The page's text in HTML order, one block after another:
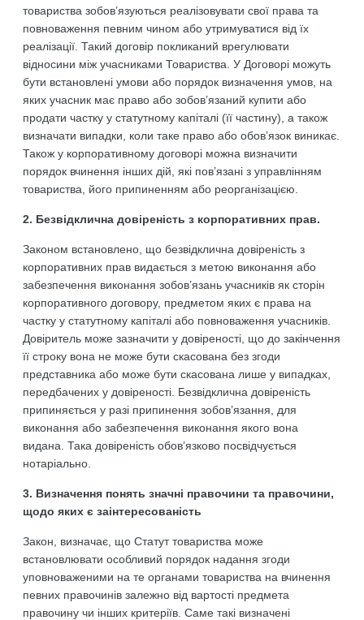
товариства зобов’язуються реалізовувати свої права та
повноваження певним чином або утримуватися від їх
реалізації. Такий договір покликаний врегулювати
відносини між учасниками Товариства. У Договорі можуть
бути встановлені умови або порядок визначення умов, на
яких учасник має право або зобов’язаний купити або
продати частку у статутному капіталі (її частину), а також
визначати випадки, коли таке право або обов’язок виникає.
Також у корпоративному договорі можна визначити
порядок вчинення інших дій, які пов’язані з управлінням
товариства, його припиненням або реорганізацією.
2. Безвідклична довіреність з корпоративних прав.
Законом встановлено, що безвідклична довіреність з
корпоративних прав видається з метою виконання або
забезпечення виконання зобов’язань учасників як сторін
корпоративного договору, предметом яких є права на
частку у статутному капіталі або повноваження учасників.
Довіритель може зазначити у довіреності, що до закінчення
її строку вона не може бути скасована без згоди
представника або може бути скасована лише у випадках,
передбачених у довіреності. Безвідклична довіреність
припиняється у разі припинення зобов’язання, для
виконання або забезпечення виконання якого вона
видана. Така довіреність обов’язково посвідчується
нотаріально.
3. Визначення понять значні правочини та правочини,
щодо яких є заінтересованість
Закон, визначає, що Статут товариства може
встановлювати особливий порядок надання згоди
уповноваженими на те органами товариства на вчинення
певних правочинів залежно від вартості предмета
правочину чи інших критеріїв. Саме такі визначені